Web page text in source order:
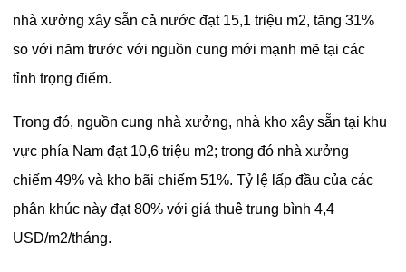
nhà xưởng xây sẵn cả nước đạt 15,1 triệu m2, tăng 31%
so với năm trước với nguồn cung mới mạnh mẽ tại các
tỉnh trọng điểm.
Trong đó, nguồn cung nhà xưởng, nhà kho xây sẵn tại khu
vực phía Nam đạt 10,6 triệu m2; trong đó nhà xưởng
chiếm 49% và kho bãi chiếm 51%. Tỷ lệ lấp đầu của các
phân khúc này đạt 80% với giá thuê trung bình 4,4
USD/m2/tháng.